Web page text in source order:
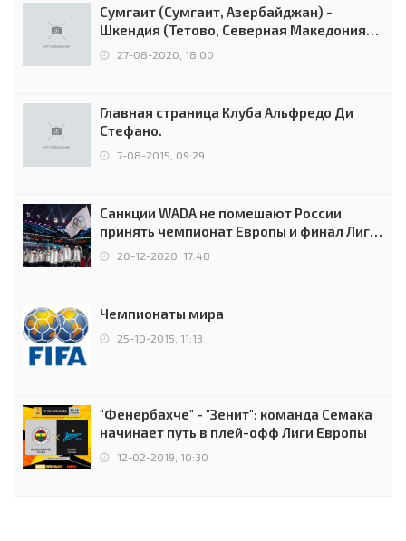
Сумгаит (Сумгаит, Азербайджан) -
Шкендия (Тетово, Северная Македония) -
0:2 (0:0)
27-08-2020, 18:00
Главная страница Клуба Альфредо Ди
Стефано.
7-08-2015, 09:29
Санкции WADA не помешают России
принять чемпионат Европы и финал Лиги
чемпионов.
20-12-2020, 17:48
Чемпионаты мира
25-10-2015, 11:13
"Фенербахче" - "Зенит": команда Семака
начинает путь в плей-офф Лиги Европы
12-02-2019, 10:30